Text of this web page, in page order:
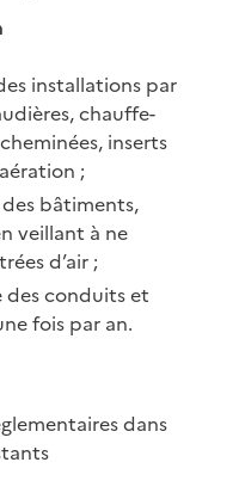
installations par
chauffe-
inserts
;
bâtiments,
veillant à ne
d’air ;
des conduits et
fois par an.
dans